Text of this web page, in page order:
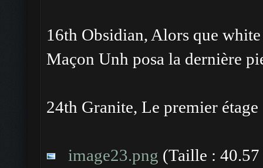
16th Obsidian, Alors que
Maçon Unh posa la dernière
24th Granite, Le premier
image23.png (Taille :